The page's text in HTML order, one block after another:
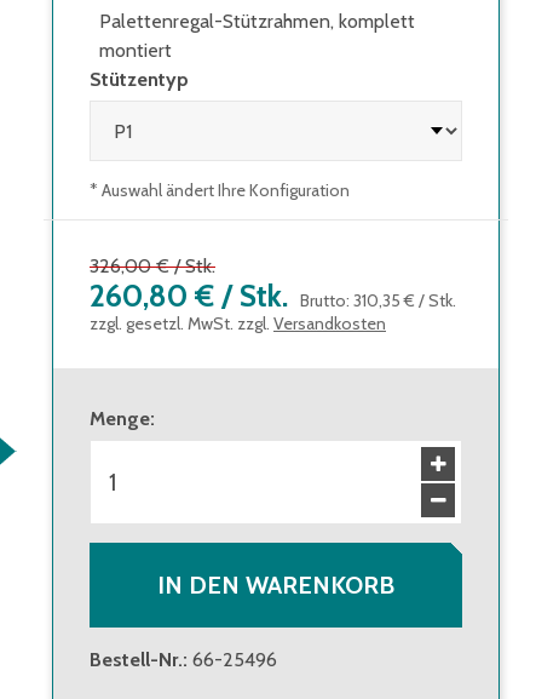
Palettenregal-Stützrahmen, komplett
montiert
Stützentyp
* Auswahl ändert Ihre Konfiguration
326,00 € /Stk.
260,80 € / Stk. Brutto: 310,35 € /Stk.
zzgl. gesetzl. MwSt. zzgl. Versandkosten
Menge:
IN DEN WARENKORB
Bestell-Nr.: 66-25496